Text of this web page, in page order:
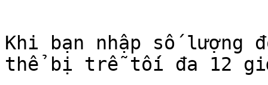
Khi bạn nhập số lượng
thể bị trễ tối đa 12